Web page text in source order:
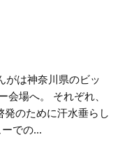
がは神奈川県のビッ
場へ。 それぞれ、
のために汗水垂らし
での...